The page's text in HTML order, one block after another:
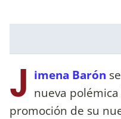
J imena Barón
nueva
promoción de su